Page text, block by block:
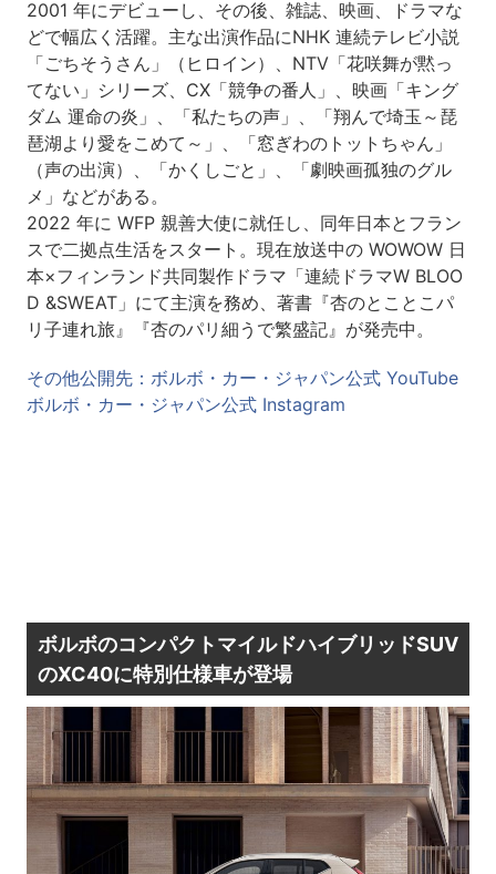
2001 年にデビューし、その後、雑誌、映画、ドラマな
どで幅広く活躍。主な出演作品にNHK 連続テレビ小説
「ごちそうさん」（ヒロイン）、NTV「花咲舞が黙っ
てない」シリーズ、CX「競争の番人」、映画「キング
ダム 運命の炎」、「私たちの声」、「翔んで埼玉～琵
琶湖より愛をこめて～」、「窓ぎわのトットちゃん」
（声の出演）、「かくしごと」、「劇映画孤独のグル
メ」などがある。
2022 年に WFP 親善大使に就任し、同年日本とフラン
スで二拠点生活をスタート。現在放送中の WOWOW 日
本×フィンランド共同製作ドラマ「連続ドラマW BLOO
D &SWEAT」にて主演を務め、著書『杏のとことこパ
リ子連れ旅』『杏のパリ細うで繁盛記』が発売中。
その他公開先：ボルボ・カー・ジャパン公式 YouTube
ボルボ・カー・ジャパン公式 Instagram
ボルボのコンパクトマイルドハイブリッドSUV
のXC40に特別仕様車が登場